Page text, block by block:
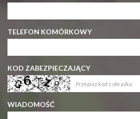
TELEFON KOMÓRKOWY
KOD ZABEZPIECZAJĄCY
WIADOMOŚĆ